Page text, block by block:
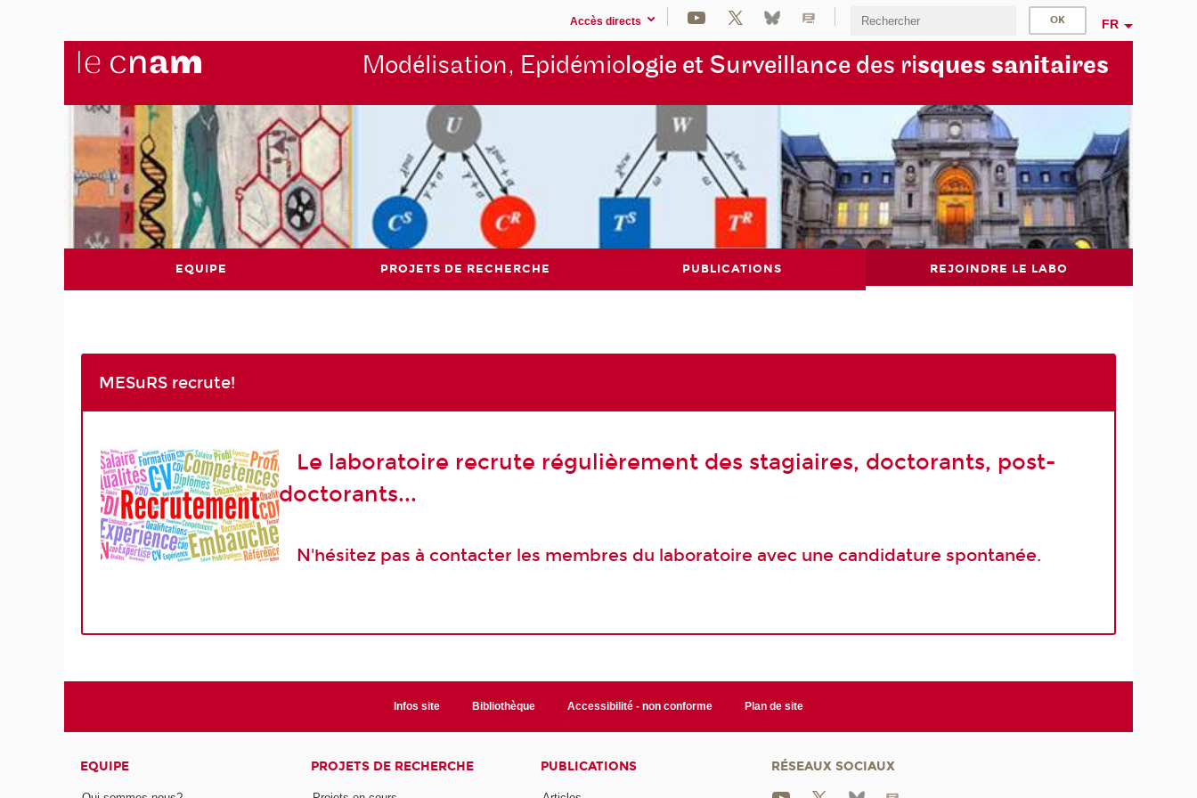
Accès directs FR
Modélisation, Epidémiologie et Surveillance des risques sanitaires
EQUIPE PROJETS DE RECHERCHE PUBLICATIONS REJOINDRE LE LABO
MESuRS recrute!
Le laboratoire recrute régulièrement des stagiaires, doctorants, post-
doctorants...
N'hésitez pas à contacter les membres du laboratoire avec une candidature spontanée.
Infos site Bibliothèque Accessibilité - non conforme Plan de site
EQUIPE PROJETS DE RECHERCHE PUBLICATIONS RÉSEAUX SOCIAUX